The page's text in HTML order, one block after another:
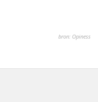
bron: Opiness